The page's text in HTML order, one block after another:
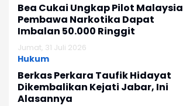
Bea Cukai Ungkap Pilot Malaysia
Pembawa Narkotika Dapat
Imbalan 50.000 Ringgit
Jumat, 31 Juli 2026
Hukum
Berkas Perkara Taufik Hidayat
Dikembalikan Kejati Jabar, Ini
Alasannya